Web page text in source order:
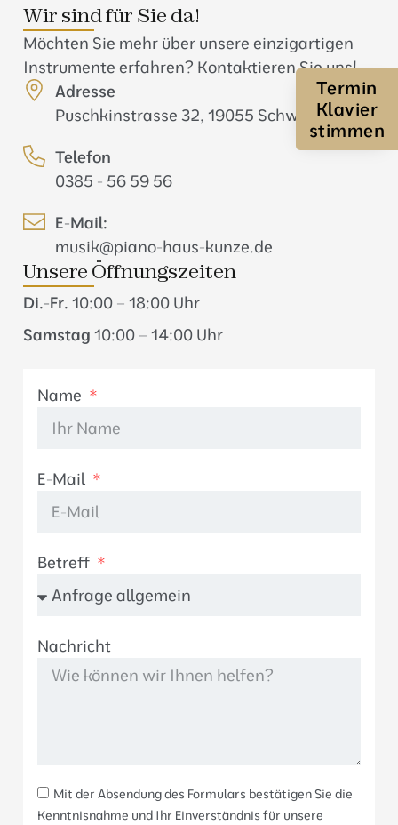
Wir sind für Sie da!
Möchten Sie mehr über unsere einzigartigen
Instrumente erfahren? Kontaktieren Sie uns!
Adresse
Puschkinstrasse 32, 19055 Schwerin
Telefon
0385 - 56 59 56
E-Mail:
musik@piano-haus-kunze.de
Unsere Öffnungszeiten
Di.-Fr. 10:00 – 18:00 Uhr
Samstag 10:00 – 14:00 Uhr
Name
E-Mail
Betreff
Nachricht
Mit der Absendung des Formulars bestätigen Sie die
Kenntnisnahme und Ihr Einverständnis für unsere
Termin
Klavier
stimmen